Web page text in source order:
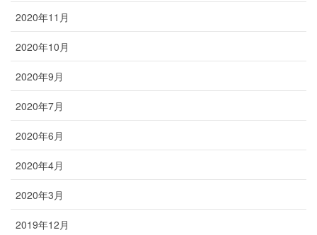
2020年11月
2020年10月
2020年9月
2020年7月
2020年6月
2020年4月
2020年3月
2019年12月